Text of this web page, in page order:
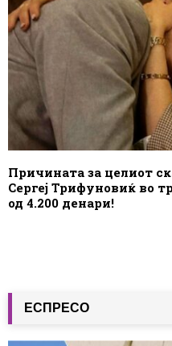
Причината за целиот
Сергеј Трифуновиќ во
од 4.200 денари!
ЕСПРЕСО